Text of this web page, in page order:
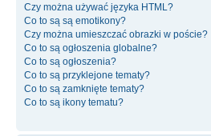
Czy można używać języka HTML?
Co to są są emotikony?
Czy można umieszczać obrazki w poście?
Co to są ogłoszenia globalne?
Co to są ogłoszenia?
Co to są przyklejone tematy?
Co to są zamknięte tematy?
Co to są ikony tematu?